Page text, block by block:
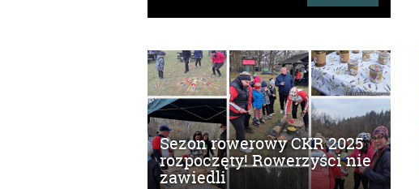
Sezon rowerowy CKR 2025
rozpoczęty! Rowerzyści nie
zawiedli